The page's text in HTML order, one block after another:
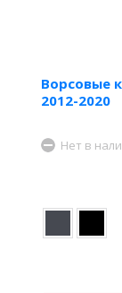
Ворсовые
2012-2020
Нет в